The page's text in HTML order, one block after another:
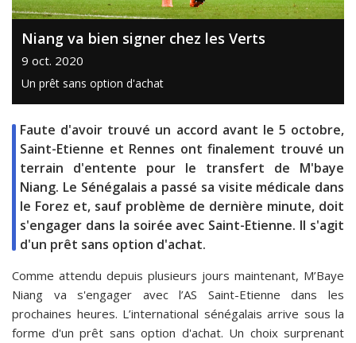
Niang va bien signer chez les Verts
9 oct. 2020
Un prêt sans option d'achat
Faute d'avoir trouvé un accord avant le 5 octobre,
Saint-Etienne et Rennes ont finalement trouvé un
terrain d'entente pour le transfert de M'baye
Niang. Le Sénégalais a passé sa visite médicale dans
le Forez et, sauf problème de dernière minute, doit
s'engager dans la soirée avec Saint-Etienne. Il s'agit
d'un prêt sans option d'achat.
Comme attendu depuis plusieurs jours maintenant, M’Baye
Niang va s'engager avec l’AS Saint-Etienne dans les
prochaines heures. L’international sénégalais arrive sous la
forme d'un prêt sans option d'achat. Un choix surprenant